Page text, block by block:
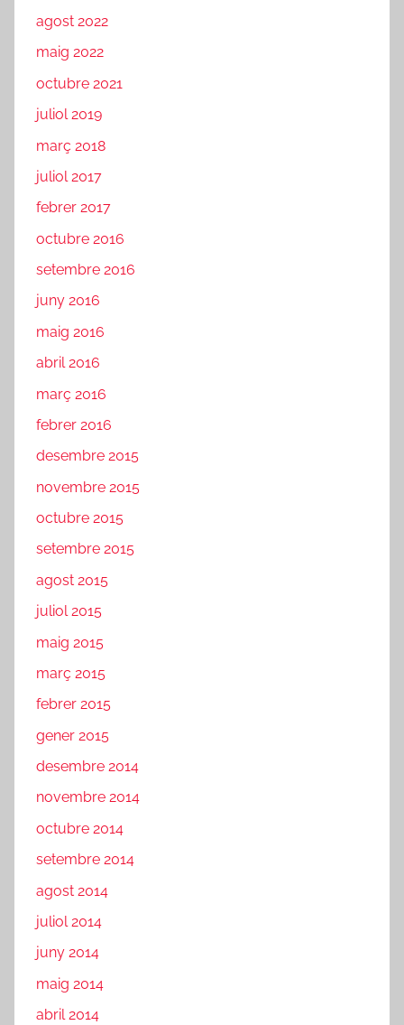
agost 2022
maig 2022
octubre 2021
juliol 2019
març 2018
juliol 2017
febrer 2017
octubre 2016
setembre 2016
juny 2016
maig 2016
abril 2016
març 2016
febrer 2016
desembre 2015
novembre 2015
octubre 2015
setembre 2015
agost 2015
juliol 2015
maig 2015
març 2015
febrer 2015
gener 2015
desembre 2014
novembre 2014
octubre 2014
setembre 2014
agost 2014
juliol 2014
juny 2014
maig 2014
abril 2014